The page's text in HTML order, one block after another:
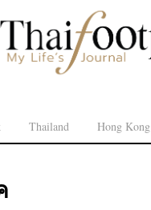
Thailand Hong Kong